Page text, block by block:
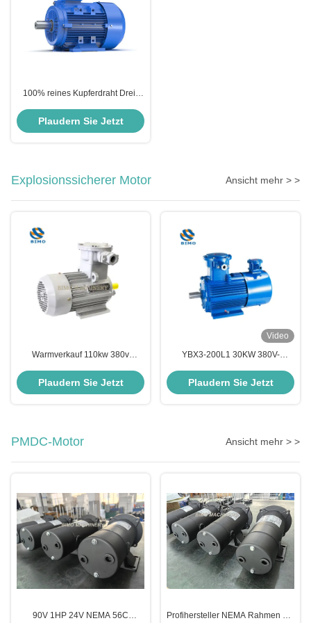
100% reines Kupferdraht Drei-
50Hz vollständig geschlossener
Motor Gusseisengehäuse
Plaudern Sie Jetzt
Explosionssicherer Motor Ansicht mehr > >
Warmverkauf 110kw 380v
und Staub-
Explosionssicherungsmotor der
Plaudern Sie Jetzt
Video
YBX3-200L1 30KW 380V-
Phasen-Flammbeständiger
Explosionssicherer Elektromotor
Plaudern Sie Jetzt
PMDC-Motor Ansicht mehr > >
90V 1HP 24V NEMA 56C
Profihersteller NEMA Rahmen 56,